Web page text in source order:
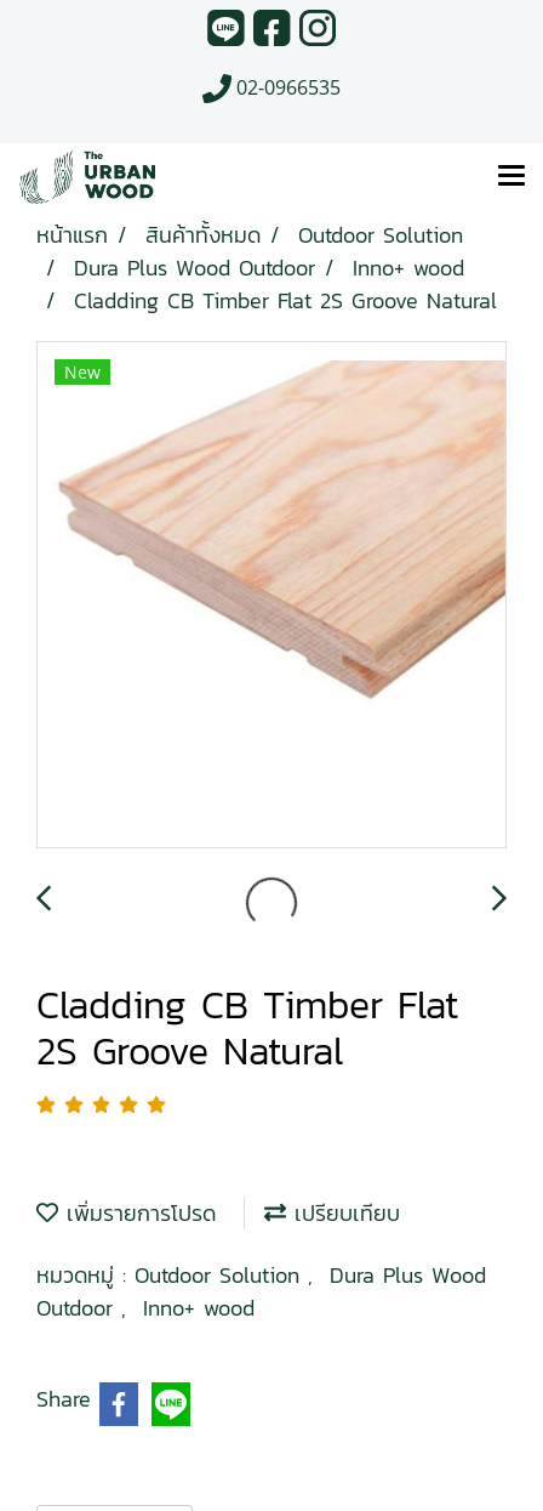
02-0966535
หน้าแรก สินค้าทั้งหมด
Outdoor Solution
Dura Plus Wood Outdoor
Inno+ wood
Cladding CB Timber Flat 2S Groove Natural
New
Cladding CB Timber Flat
2S Groove Natural
เพิ่มรายการโปรด
เปรียบเทียบ
หมวดหมู่ : Outdoor Solution , Dura Plus Wood
Outdoor , Inno+ wood
Share